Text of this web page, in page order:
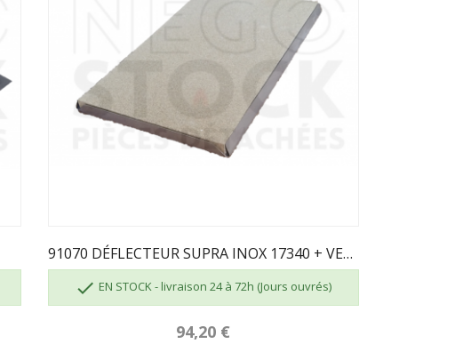
91070 DÉFLECTEUR SUPRA INOX 17340 + VERMICULITE...
 EN STOCK - livraison 24 à 72h (Jours ouvrés)
94,20 €